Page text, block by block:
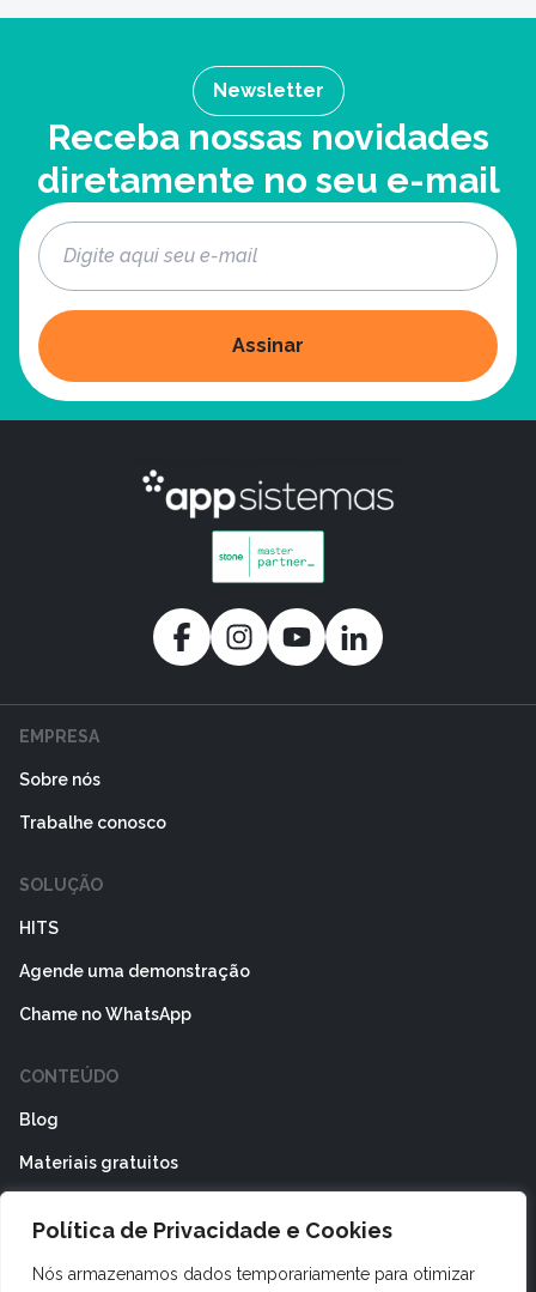
Política de Privacidade e Cookies
Nós armazenamos dados temporariamente para otimizar
Newsletter
Receba nossas novidades
diretamente no seu e-mail
Assinar
EMPRESA
Sobre nós
Trabalhe conosco
SOLUÇÃO
HITS
Agende uma demonstração
Chame no WhatsApp
CONTEÚDO
Blog
Materiais gratuitos
ÁREA DO CLIENTE
HITS Store